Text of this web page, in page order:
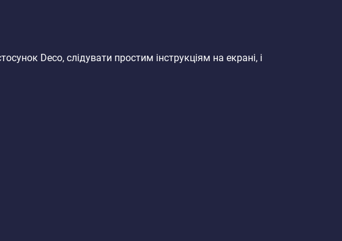
Deco, слідувати простим інструкціям на екрані, і